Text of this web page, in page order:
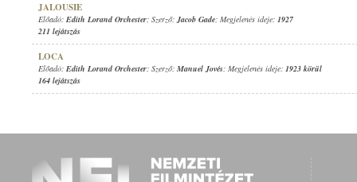
JALOUSIE
Előadó: Edith Lorand Orchester; Szerző:Jacob Gade; Megjelenés ideje: 1927
211 lejátszás
LOCA
Előadó: Edith Lorand Orchester; Szerző: Manuel Jovés; Megjelenés ideje: 1923 körül
164 lejátszás